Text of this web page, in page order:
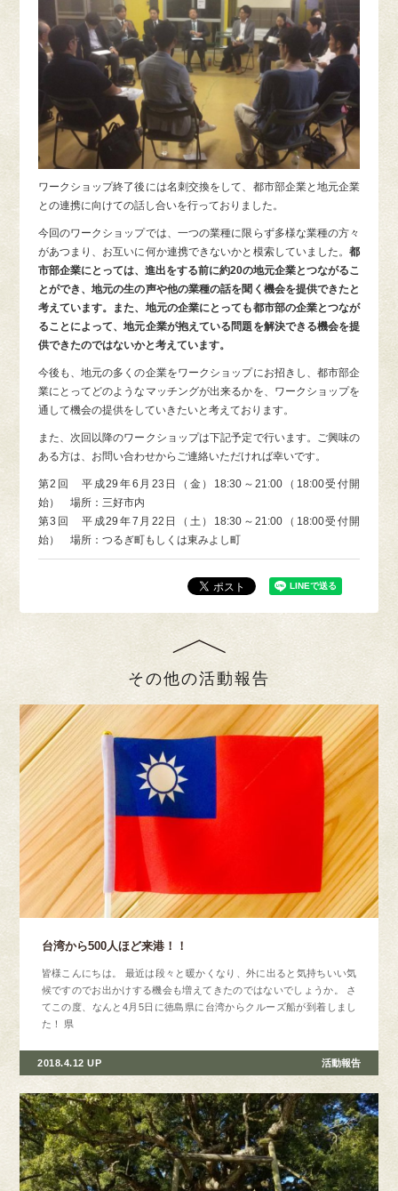
ワークショップ終了後には名刺交換をして、都市部企業と地元企業
との連携に向けての話し合いを行っておりました。
今回のワークショップでは、一つの業種に限らず多様な業種の方々
があつまり、お互いに何か連携できないかと模索していました。都
市部企業にとっては、進出をする前に約20の地元企業とつながるこ
とができ、地元の生の声や他の業種の話を聞く機会を提供できたと
考えています。また、地元の企業にとっても都市部の企業とつなが
ることによって、地元企業が抱えている問題を解決できる機会を提
供できたのではないかと考えています。
今後も、地元の多くの企業をワークショップにお招きし、都市部企
業にとってどのようなマッチングが出来るかを、ワークショップを
通して機会の提供をしていきたいと考えております。
また、次回以降のワークショップは下記予定で行います。ご興味の
ある方は、お問い合わせからご連絡いただければ幸いです。
第2回 平成29年6月23日（金）18:30～21:00（18:00受付開
始） 場所：三好市内
第3回 平成29年7月22日（土）18:30～21:00（18:00受付開
始） 場所：つるぎ町もしくは東みよし町
その他の活動報告
2018.4.12 UP 活動報告
台湾から500人ほど来港！！
皆様こんにちは。 最近は段々と暖かくなり、外に出ると気持ちいい気
候ですのでお出かけする機会も増えてきたのではないでしょうか。 さ
てこの度、なんと4月5日に徳島県に台湾からクルーズ船が到着しまし
た！ 県